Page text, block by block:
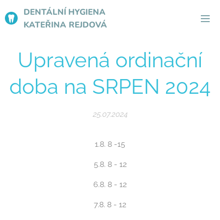
DENTÁLNÍ HYGIENA
KATEŘINA REJDOVÁ
Upravená ordinační
doba na SRPEN 2024
25.07.2024
1.8. 8 -15
5.8. 8 - 12
6.8. 8 - 12
7.8. 8 - 12